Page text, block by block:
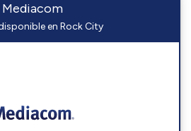
Mediacom
en Rock City